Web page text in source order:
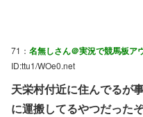
71： 名無しさん＠実況で競馬板ア
ID:ttu1/WOe0.net
天栄村付近に住んでるが
に運搬してるやつだった